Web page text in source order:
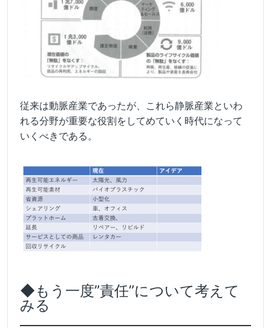
従来は動脈産業であったが、これら静脈産業といわ
れる分野が重要な役割をしてめていく時代になって
いくべきである。
◆もう一度”責任”について考えて
みる